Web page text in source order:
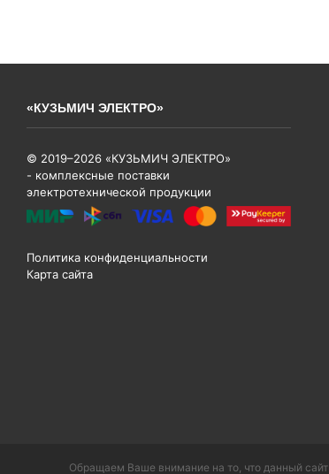
«КУЗЬМИЧ ЭЛЕКТРО»
© 2019–2026 «КУЗЬМИЧ ЭЛЕКТРО»
- комплексные поставки
электротехнической продукции
Политика конфиденциальности
Карта сайта
Обращаем Ваше внимание на то, что данный